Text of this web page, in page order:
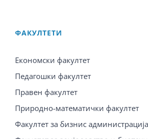
ФАКУЛТЕТИ
Економски факултет
Педагошки факултет
Правен факултет
Природно-математички факултет
Факултет за бизнис администрација